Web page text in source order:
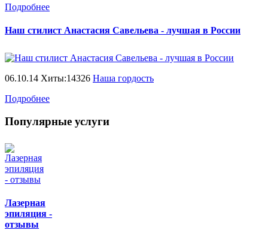
Подробнее
Наш стилист Анастасия Савельева - лучшая в России
06.10.14 Хиты:14326 Наша гордость
Подробнее
Популярные услуги
Лазерная
эпиляция -
отзывы